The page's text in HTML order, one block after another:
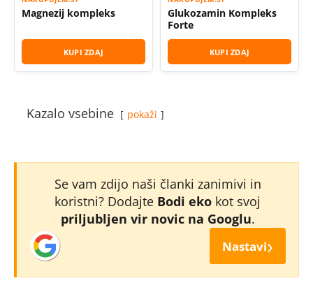
Magnezij kompleks
KUPI ZDAJ
Glukozamin Kompleks
Forte
KUPI ZDAJ
Kazalo vsebine pokaži
Se vam zdijo naši članki zanimivi in
koristni? Dodajte Bodi eko kot svoj
priljubljen vir novic na Googlu.
Nastavi›